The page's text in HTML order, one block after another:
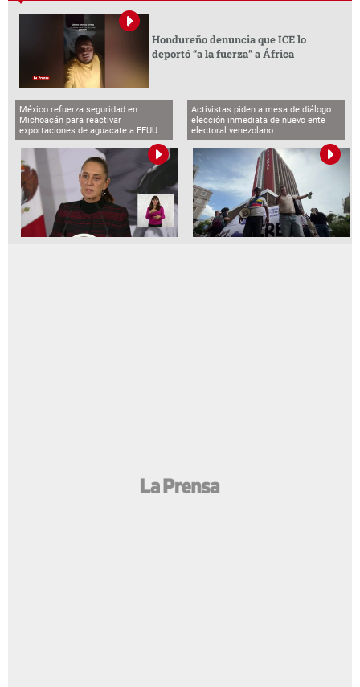
Hondureño denuncia que ICE lo
deportó “a la fuerza” a África
México refuerza seguridad en
Michoacán para reactivar
exportaciones de aguacate a EEUU
Activistas piden a mesa de diálogo
elección inmediata de nuevo ente
electoral venezolano